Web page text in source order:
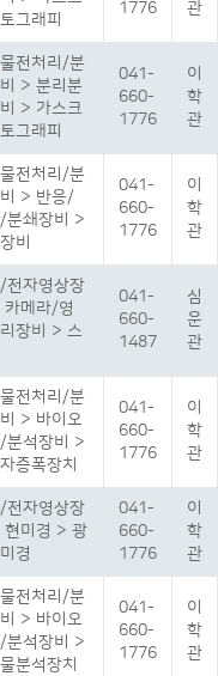
그래피
1776 관
전처리/분
> 분리분
> 가스크
그래피
041-
660-
1776
이
학
관
전처리/분
> 반응/
분쇄장비 >
비
041-
660-
1776
이
학
관
전자영상장
카메라/영
장비 > 스
041-
660-
1487
심
운
관
전처리/분
> 바이오
분석장비 >
증폭장치
041-
660-
1776
이
학
관
전자영상장
현미경 > 광
경
041-
660-
1776
이
학
관
전처리/분
> 바이오
분석장비 >
분석장치
041-
660-
1776
이
학
관